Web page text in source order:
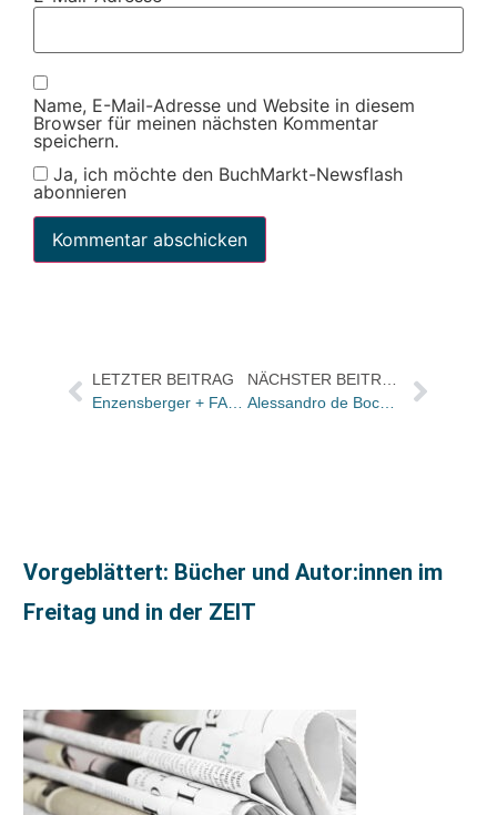
Name, E-Mail-Adresse und Website in diesem
Browser für meinen nächsten Kommentar
speichern.
Ja, ich möchte den BuchMarkt-Newsflash
abonnieren
LETZTER BEITRAG
Enzensberger + FAZ + dtv + Franz Greno = Frankfurter Allgemeine Bücherei / Start im Herbst, Vorschau Ende Mai
Vorgeblättert: Bücher und Autor:innen im
Freitag und in der ZEIT